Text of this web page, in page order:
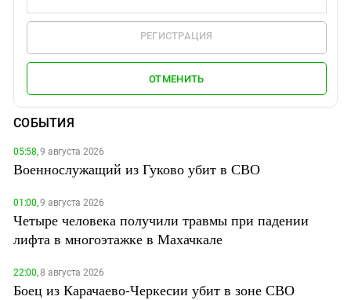
РЕГИСТРАЦИЯ
ОТМЕНИТЬ
СОБЫТИЯ
05:58,9 августа 2026
Военнослужащий из Гуково убит в СВО
01:00,9 августа 2026
Четыре человека получили травмы при падении
лифта в многоэтажке в Махачкале
22:00,8 августа 2026
Боец из Карачаево-Черкесии убит в зоне СВО